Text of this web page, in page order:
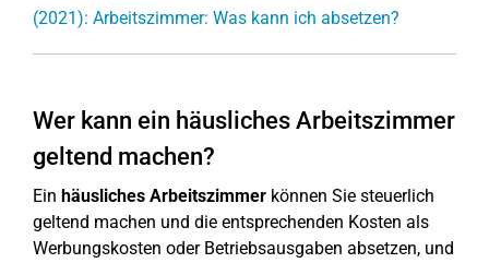
(2021): Arbeitszimmer: Was kann ich absetzen?
Wer kann ein häusliches Arbeitszimmer
geltend machen?
Ein häusliches Arbeitszimmer können Sie steuerlich
geltend machen und die entsprechenden Kosten als
Werbungskosten oder Betriebsausgaben absetzen, und